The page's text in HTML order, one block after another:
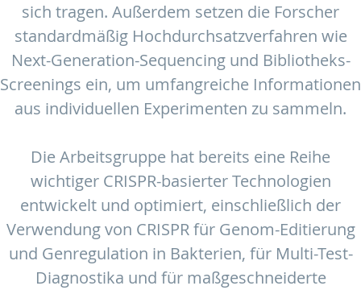
sich tragen. Außerdem setzen die Forscher
standardmäßig Hochdurchsatzverfahren wie
Next-Generation-Sequencing und Bibliotheks-
Screenings ein, um umfangreiche Informationen
aus individuellen Experimenten zu sammeln.
Die Arbeitsgruppe hat bereits eine Reihe
wichtiger CRISPR-basierter Technologien
entwickelt und optimiert, einschließlich der
Verwendung von CRISPR für Genom-Editierung
und Genregulation in Bakterien, für Multi-Test-
Diagnostika und für maßgeschneiderte